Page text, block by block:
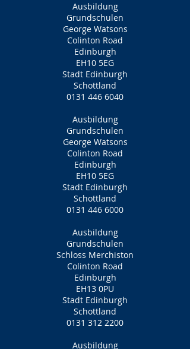
Ausbildung
Grundschulen
George Watsons
Colinton Road
Edinburgh
EH10 5EG
Stadt Edinburgh
Schottland
0131 446 6040
Ausbildung
Grundschulen
George Watsons
Colinton Road
Edinburgh
EH10 5EG
Stadt Edinburgh
Schottland
0131 446 6000
Ausbildung
Grundschulen
Schloss Merchiston
Colinton Road
Edinburgh
EH13 0PU
Stadt Edinburgh
Schottland
0131 312 2200
Ausbildung